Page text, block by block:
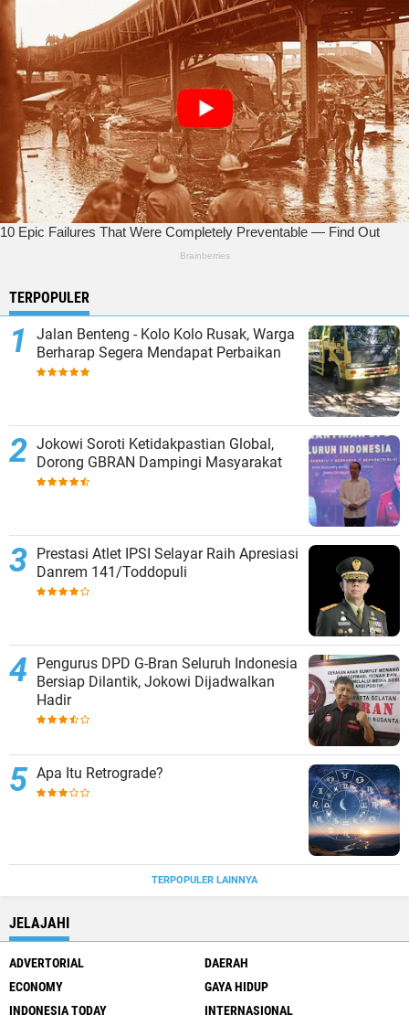
TERPOPULER
Jalan Benteng - Kolo Kolo Rusak, Warga
Berharap Segera Mendapat Perbaikan
Jokowi Soroti Ketidakpastian Global,
Dorong GBRAN Dampingi Masyarakat
Prestasi Atlet IPSI Selayar Raih Apresiasi
Danrem 141/Toddopuli
Pengurus DPD G-Bran Seluruh Indonesia
Bersiap Dilantik, Jokowi Dijadwalkan
Hadir
Apa Itu Retrograde?
TERPOPULER LAINNYA
JELAJAHI
ADVERTORIAL
DAERAH
ECONOMY
GAYA HIDUP
INDONESIA TODAY
INTERNASIONAL